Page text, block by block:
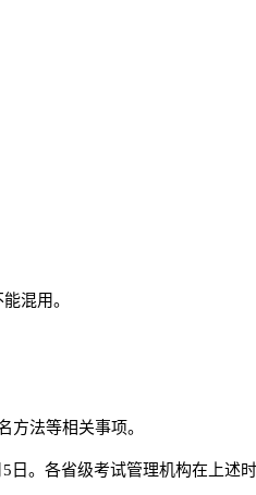
混用。
方法等相关事项。
。各省级考试管理机构在上述